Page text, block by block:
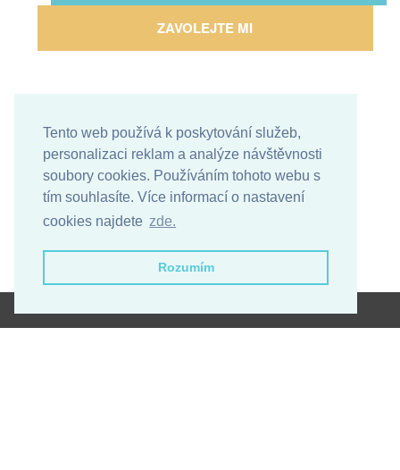
Tento web používá k poskytování služeb,
personalizaci reklam a analýze návštěvnosti
soubory cookies. Používáním tohoto webu s
tím souhlasíte. Více informací o nastavení
cookies najdete zde.
Rozumím
ZAVOLEJTE MI